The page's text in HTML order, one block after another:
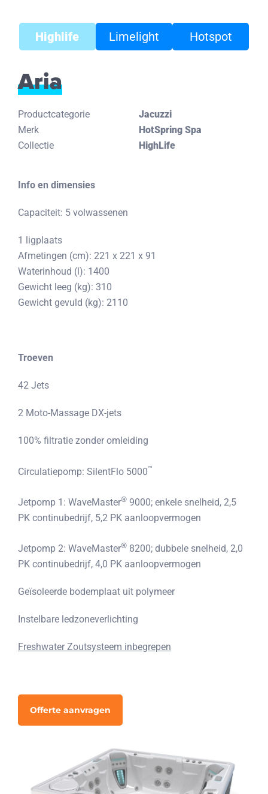
Highlife Limelight Hotspot
Aria
Productcategorie
Merk
Collectie
Jacuzzi
HotSpring Spa
HighLife
Info en dimensies
Capaciteit: 5 volwassenen
1 ligplaats
Afmetingen (cm): 221 x 221 x 91
Waterinhoud (l): 1400
Gewicht leeg (kg): 310
Gewicht gevuld (kg): 2110
Troeven
42 Jets
2 Moto-Massage DX-jets
100% filtratie zonder omleiding
Circulatiepomp: SilentFlo 5000™
Jetpomp 1: WaveMaster®9000; enkele snelheid, 2,5
PK continubedrijf, 5,2 PK aanloopvermogen
Jetpomp 2: WaveMaster®8200; dubbele snelheid, 2,0
PK continubedrijf, 4,0 PK aanloopvermogen
Geïsoleerde bodemplaat uit polymeer
Instelbare ledzoneverlichting
Freshwater Zoutsysteem inbegrepen
Offerte aanvragen